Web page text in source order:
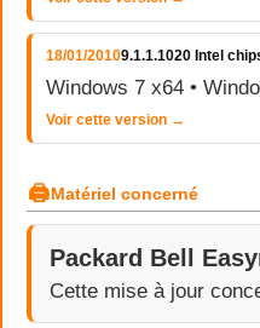
18/01/20109.1.1.1020 Intel
Windows 7 x64 •
Voir cette version →
🖨Matériel concerné
Packard Bell
Cette mise à jour